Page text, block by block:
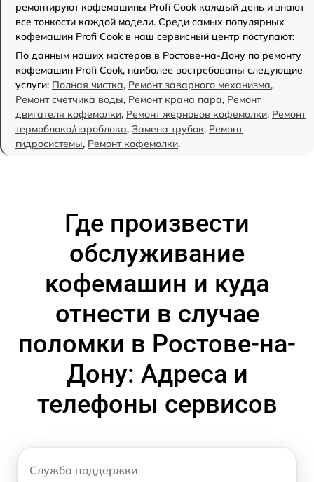
ремонтируют кофемашины Profi Cook каждый день и знают
все тонкости каждой модели. Среди самых популярных
кофемашин Profi Cook в наш сервисный центр поступают:
По данным наших мастеров в Ростове-на-Дону по ремонту
кофемашин Profi Cook, наиболее востребованы следующие
услуги: Полная чистка, Ремонт заварного механизма,
Ремонт счетчика воды, Ремонт крана пара, Ремонт
двигателя кофемолки, Ремонт жерновов кофемолки, Ремонт
термоблока/пароблока, Замена трубок, Ремонт
гидросистемы, Ремонт кофемолки.
Где произвести
обслуживание
кофемашин и куда
отнести в случае
поломки в Ростове-на-
Дону: Адреса и
телефоны сервисов
Служба поддержки